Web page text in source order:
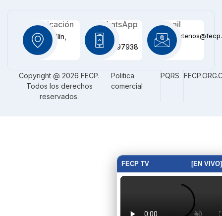
FECP TV [EN VIVO]
Ubicación
Medellín,
CO
WhatsApp
+57
3116097938
Email
Copyright @ 2026 FECP.
Todos los derechos
reservados.
Politica
comercial
PQRS